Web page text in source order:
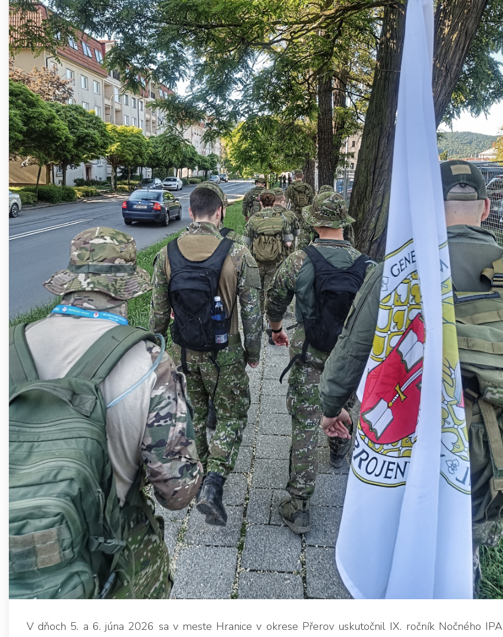
V dňoch 5. a 6. júna 2026 sa v meste Hranice v okrese Přerov uskutočnil IX. ročník Nočného IPA